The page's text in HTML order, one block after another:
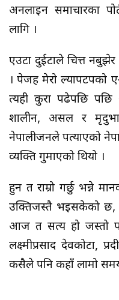
अनलाइन समाचारका
लागि ।
एउटा दुईटाले चित्त
। पेजहरु मेरो
त्यही कुरा पढेपछि
शालीन, असल र
नेपालीजनले पत्याएको
व्यक्ति गुमाएको थियो ।
हुन त राम्रो गर्छु भन्ने
उक्तिजस्तै भइसकेको
आज त सत्य हो जस्तो
लक्ष्मीप्रसाद देवकोटा,
कसैले पनि कहाँ लामो